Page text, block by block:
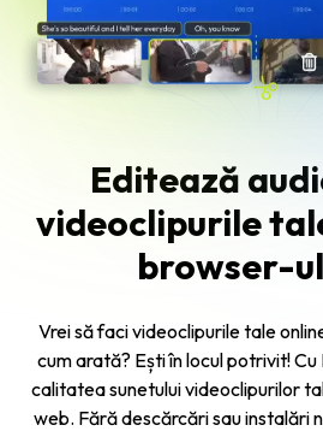
Editează
videoclipurile
browser-
Vrei să faci videoclipurile tale
cum arată? Ești în locul potrivit!
calitatea sunetului videoclipurilor
web. Fără descărcări sau instalări